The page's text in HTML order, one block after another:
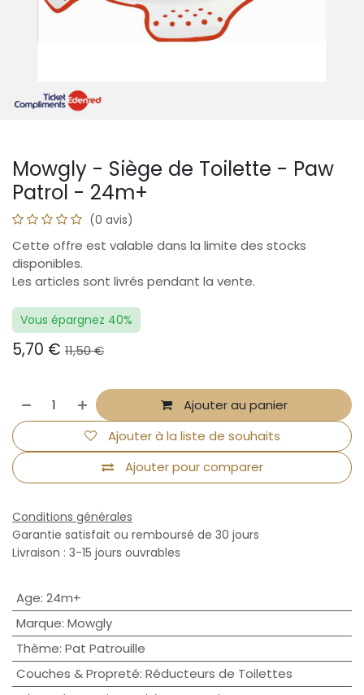
Mowgly - Siège de Toilette - Paw
Patrol - 24m+
(0 avis)
Cette offre est valable dans la limite des stocks
disponibles.
Les articles sont livrés pendant la vente.
Vous épargnez 40%
5,70 € 11,50€
Ajouter au panier
Ajouter pour comparer
Ajouter à la liste de souhaits
Conditions générales
Garantie satisfait ou remboursé de 30 jours
Livraison : 3-15 jours ouvrables
Age: 24m+
Marque: Mowgly
Thème: Pat Patrouille
Couches & Propreté: Réducteurs de Toilettes